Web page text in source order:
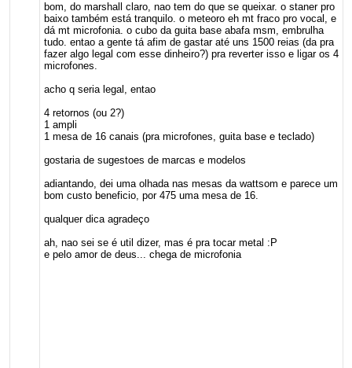
bom, do marshall claro, nao tem do que se queixar. o staner pro
baixo também está tranquilo. o meteoro eh mt fraco pro vocal, e
dá mt microfonia. o cubo da guita base abafa msm, embrulha
tudo. entao a gente tá afim de gastar até uns 1500 reias (da pra
fazer algo legal com esse dinheiro?) pra reverter isso e ligar os 4
microfones.
acho q seria legal, entao
4 retornos (ou 2?)
1 ampli
1 mesa de 16 canais (pra microfones, guita base e teclado)
gostaria de sugestoes de marcas e modelos
adiantando, dei uma olhada nas mesas da wattsom e parece um
bom custo beneficio, por 475 uma mesa de 16.
qualquer dica agradeço
ah, nao sei se é util dizer, mas é pra tocar metal :P
e pelo amor de deus... chega de microfonia